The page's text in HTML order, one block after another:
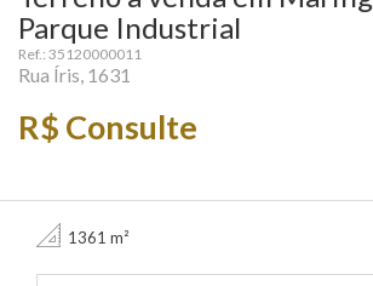
Parque Industrial
Ref.: 35120000011
Rua Íris, 1631
R$ Consulte
1361 m²